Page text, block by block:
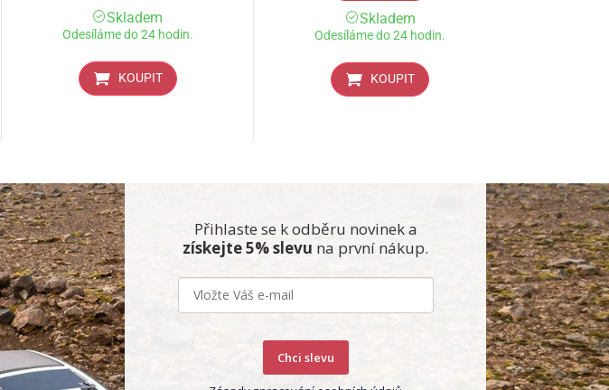
Skladem
Odesíláme do 24 hodin.
KOUPIT
Skladem
Odesíláme do 24 hodin.
KOUPIT
Přihlaste se k odběru novinek a
získejte 5% slevu na první nákup.
Chci slevu